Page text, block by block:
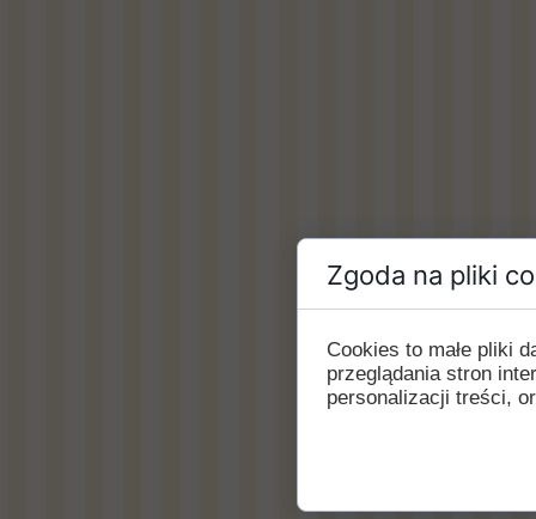
Zgoda na pliki
Cookies to małe pliki
przeglądania stron
personalizacji treści,